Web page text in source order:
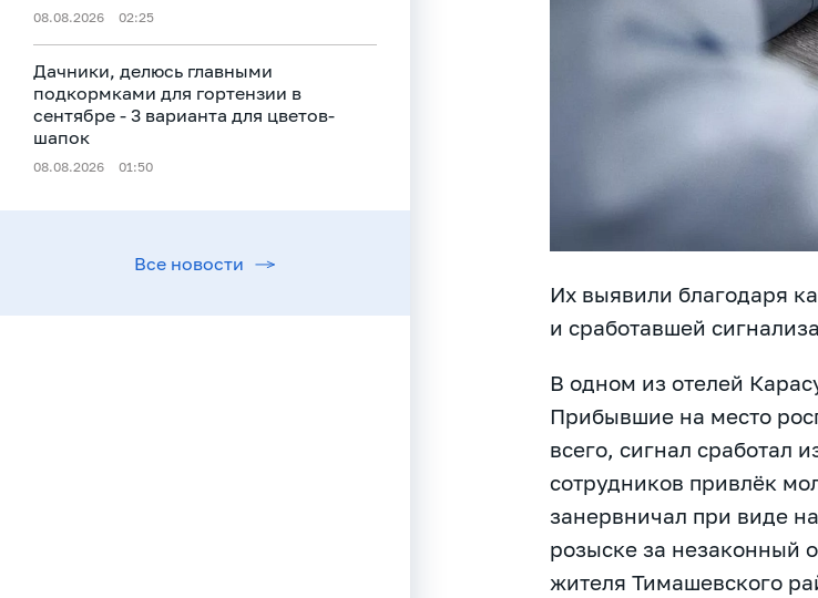
08.08.2026 02:25
Дачники, делюсь главными
подкормками для гортензии в
сентябре - 3 варианта для цветов-
шапок
08.08.2026 01:50
Все новости
Их выявили благодаря
и сработавшей
В одном из отелей
Прибывшие на место
всего, сигнал сработал
сотрудников привлёк
занервничал при виде
розыске за незаконный
жителя Тимашевского